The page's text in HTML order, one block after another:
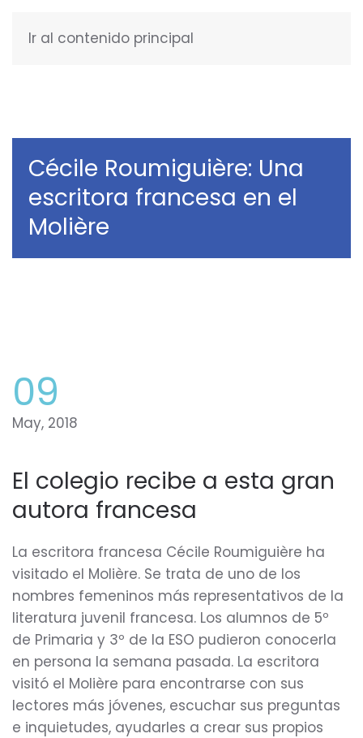
Ir al contenido principal
Cécile Roumiguière: Una
escritora francesa en el
Molière
09
May, 2018
El colegio recibe a esta gran
autora francesa
La escritora francesa Cécile Roumiguière ha
visitado el Molière. Se trata de uno de los
nombres femeninos más representativos de la
literatura juvenil francesa. Los alumnos de 5º
de Primaria y 3º de la ESO pudieron conocerla
en persona la semana pasada. La escritora
visitó el Molière para encontrarse con sus
lectores más jóvenes, escuchar sus preguntas
e inquietudes, ayudarles a crear sus propios